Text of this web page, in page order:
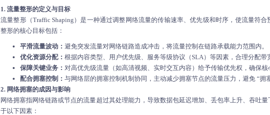
1. 流量整形的定义与目标
流量整形（Traffic Shaping）是一种通过调整网络流量的传输速率、优先级和时序，使流量符
整形的核心目标包括：
平滑流量波动： 避免突发流量对网络链路造成冲击，将流量控制在链路承载能力范围内。
优化资源分配： 根据内容类型、用户优先级、服务等级协议（SLA）等因素，合理分配带
保障关键业务： 对高优先级流量（如高清视频、实时交互内容）给予传输优先权，确保核
配合拥塞控制： 与网络层的拥塞控制机制协同，主动减少拥塞节点的流量压力，避免 “拥
2. 网络拥塞的成因与影响
网络拥塞指网络链路或节点的流量超过其处理能力，导致数据包延迟增加、丢包率上升、吞吐
于以下因素：